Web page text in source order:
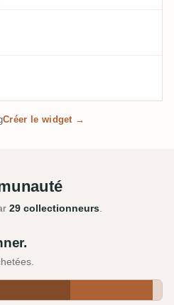
Créer le widget →
29 collectionneurs